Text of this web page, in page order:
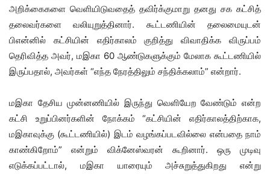
அறிக்கைகளை வெளியிடுவதைத் தவிர்க்குமாறு தனது சக கட்சித்
தலைவர்களை வலியுறுத்தினார். கூட்டணியின் தலைமையுடன்
பிஎன்னில் கட்சியின் எதிர்காலம் குறித்து விவாதிக்க விருப்பம்
தெரிவித்த அவர், மஇகா 60 ஆண்டுகளுக்கும் மேலாக கூட்டணியில்
இருப்பதால், அவர்கள் “எந்த நேரத்திலும் சந்திக்கலாம்” என்றார்.
மஇகா தேசிய முன்னணியில் இருந்து வெளியேற வேண்டும் என்ற
கட்சி உறுப்பினர்களின் நோக்கம் “கட்சியின் எதிர்காலத்திற்காக,
மஇகாவுக்கு (கூட்டணியில்) இடம் வழங்கப்படவில்லை என்பதை நாம்
காண்கிறோம்” என்றும் விக்னேஸ்வரன் கூறினார். ஒரு முடிவு
எடுக்கப்பட்டால், மஇகா யாரையும் அச்சுறுத்துகிறது என்று